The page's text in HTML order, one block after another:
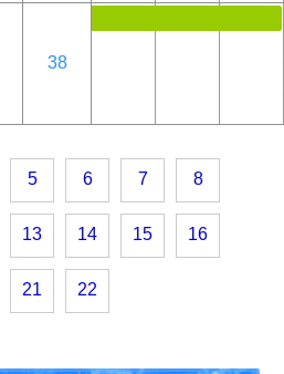
38
5 6 7 8
13 14 15 16
21 22